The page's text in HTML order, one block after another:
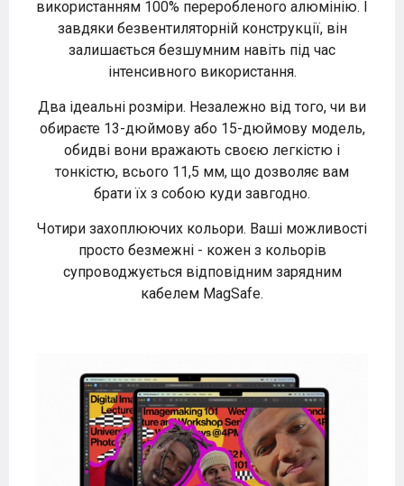
використанням 100% переробленого алюмінію. І
завдяки безвентиляторній конструкції, він
залишається безшумним навіть під час
інтенсивного використання.
Два ідеальні розміри. Незалежно від того, чи ви
обираєте 13-дюймову або 15-дюймову модель,
обидві вони вражають своєю легкістю і
тонкістю, всього 11,5 мм, що дозволяє вам
брати їх з собою куди завгодно.
Чотири захоплюючих кольори. Ваші можливості
просто безмежні - кожен з кольорів
супроводжується відповідним зарядним
кабелем MagSafe.